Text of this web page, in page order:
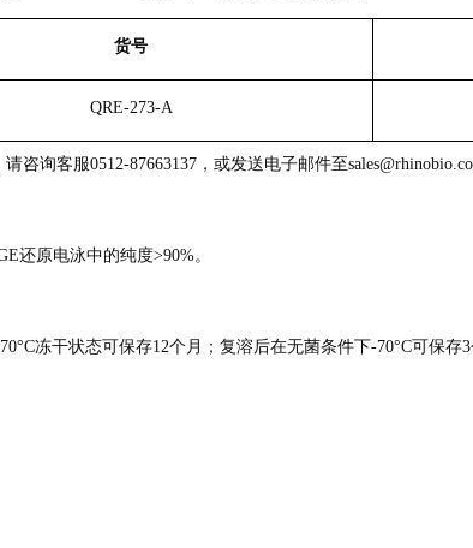
货号
QRE-273-A
咨询客服0512-87663137，或发送电子邮件至
还原电泳中的纯度>90%。
冻干状态可保存12个月；复溶后在无菌条件下-70°C可保存3